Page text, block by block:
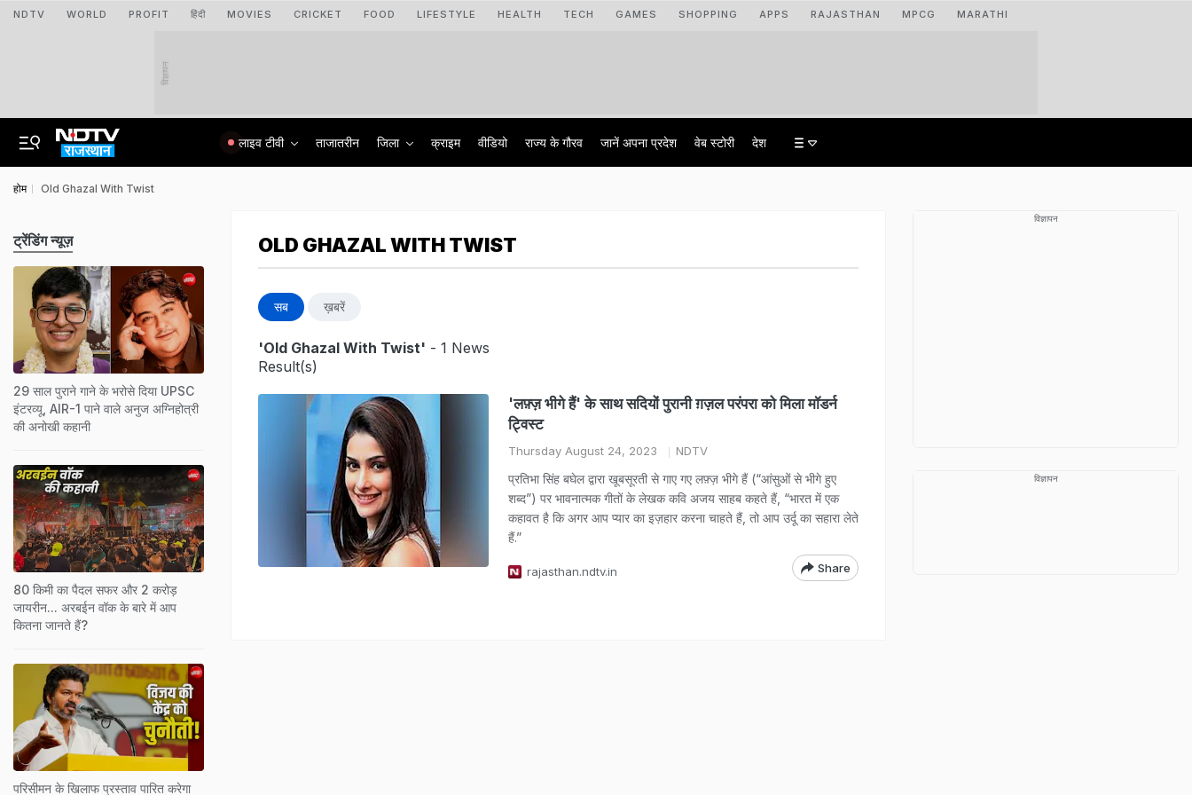
NDTV WORLD PROFIT हिंदी MOVIES CRICKET FOOD LIFESTYLE HEALTH TECH GAMES SHOPPING APPS RAJASTHAN MPCG MARATHI
विज्ञापन
लाइव टीवी ताजातरीन जिला क्राइम वीडियो राज्‍य के गौरव जानें अपना प्रदेश वेब स्टोरी देश
होम Old Ghazal With Twist
OLD GHAZAL WITH TWIST
सब ख़बरें
'Old Ghazal With Twist' - 1 News
Result(s)
'लफ़्ज़ भीगे हैं' के साथ सदियों पुरानी ग़ज़ल परंपरा को मिला मॉडर्न
ट्विस्ट
Thursday August 24, 2023 NDTV
प्रतिभा सिंह बघेल द्वारा खूबसूरती से गाए गए लफ़्ज़ भीगे हैं (“आंसुओं से भीगे हुए
शब्द”) पर भावनात्मक गीतों के लेखक कवि अजय साहब कहते हैं, “भारत में एक
कहावत है कि अगर आप प्यार का इज़हार करना चाहते हैं, तो आप उर्दू का सहारा लेते
हैं.”
rajasthan.ndtv.in Share
ट्रेंडिंग न्यूज़
29 साल पुराने गाने के भरोसे दिया UPSC
इंटरव्यू, AIR-1 पाने वाले अनुज अग्निहोत्री
की अनोखी कहानी
80 किमी का पैदल सफर और 2 करोड़
जायरीन... अरबईन वॉक के बारे में आप
कितना जानते हैं?
परिसीमन के खिलाफ प्रस्ताव पारित करेगा
विज्ञापन
विज्ञापन